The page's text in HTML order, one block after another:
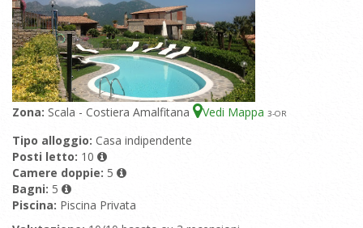
Zona: Scala - Costiera Amalfitana Vedi Mappa 3-OR
Tipo alloggio: Casa indipendente
Posti letto: 10
Camere doppie: 5
Bagni: 5
Piscina: Piscina Privata